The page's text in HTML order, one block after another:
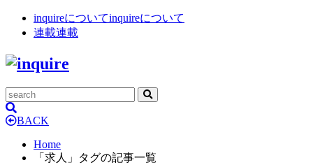
inquireについてinquireについて
連載連載
BACK
Home
「求人」タグの記事一覧